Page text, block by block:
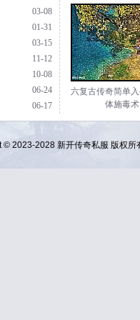
03-08
01-31
03-15
11-12
10-08
06-24
06-17
六复古传奇简单
体施毒术
© 2023-2028 新开传奇私服 版权所